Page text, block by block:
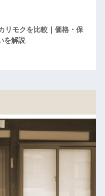
リモクを比較｜価格・保
を解説